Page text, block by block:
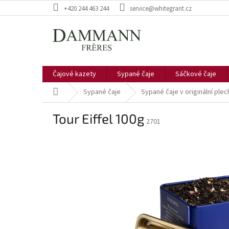
na
+420 244 463 244 service@whitegrant.cz
Čajové kazety Sypané čaje Sáčkové čaje
Domů Sypané čaje Sypané čaje v originální
Tour Eiffel 100g 2701